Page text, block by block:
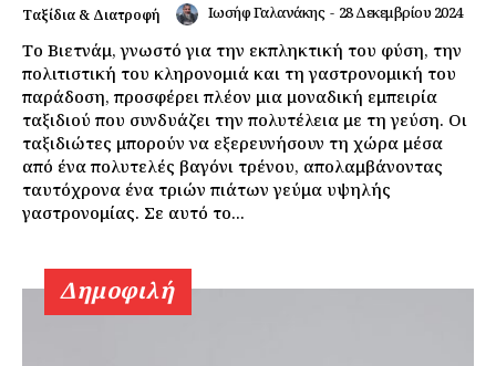
Ταξίδια & Διατροφή Ιωσήφ Γαλανάκης - 28 Δεκεμβρίου 2024
Το Βιετνάμ, γνωστό για την εκπληκτική του φύση, την
πολιτιστική του κληρονομιά και τη γαστρονομική του
παράδοση, προσφέρει πλέον μια μοναδική εμπειρία
ταξιδιού που συνδυάζει την πολυτέλεια με τη γεύση. Οι
ταξιδιώτες μπορούν να εξερευνήσουν τη χώρα μέσα
από ένα πολυτελές βαγόνι τρένου, απολαμβάνοντας
ταυτόχρονα ένα τριών πιάτων γεύμα υψηλής
γαστρονομίας. Σε αυτό το...
Δημοφιλή